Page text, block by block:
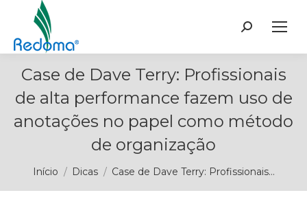
Buscar
Case de Dave Terry: Profissionais
de alta performance fazem uso de
anotações no papel como método
de organização
Você está aqui:
Início Dicas Case de Dave Terry: Profissionais…